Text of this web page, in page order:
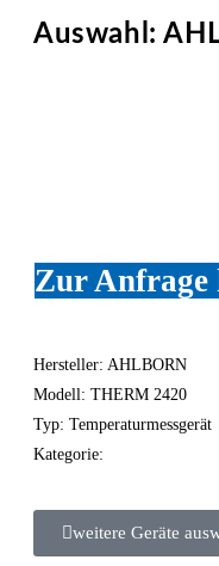
Auswahl:
Zur Anfrage
Hersteller: AHLBORN
Modell: THERM 2420
Typ: Temperaturmessgerät
Kategorie:
weitere Geräte